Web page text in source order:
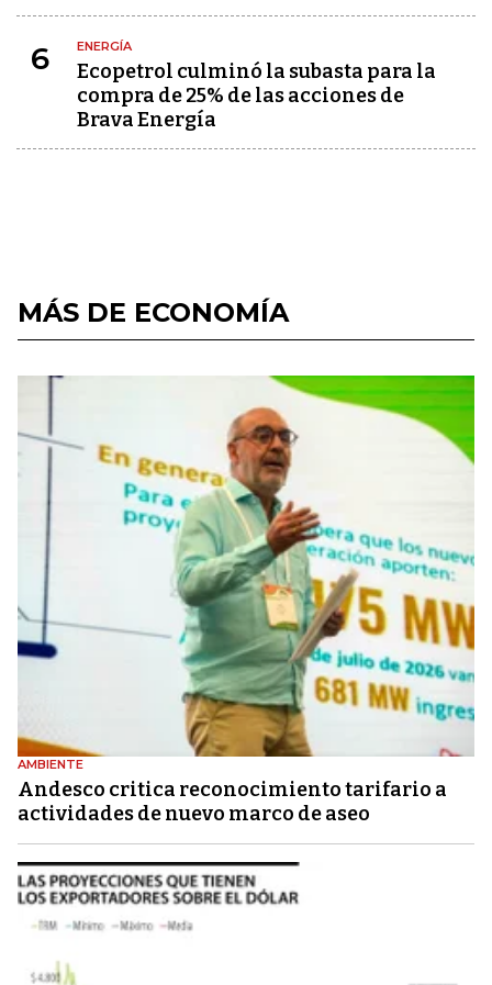
6 ENERGÍA
Ecopetrol culminó la subasta para la
compra de 25% de las acciones de
Brava Energía
MÁS DE ECONOMÍA
AMBIENTE
Andesco critica reconocimiento tarifario a
actividades de nuevo marco de aseo